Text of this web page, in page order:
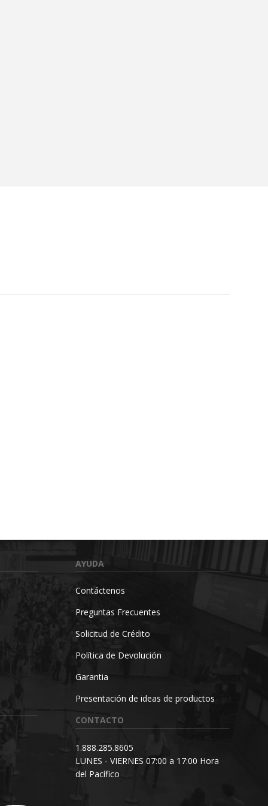
AYUDA
Contáctenos
Preguntas Frecuentes
Solicitud de Crédito
Política de Devolución
Garantia
Presentación de ideas de productos
CONTACTO
1.888.285.8605
LUNES - VIERNES 07:00 a 17:00 Hora
del Pacífico